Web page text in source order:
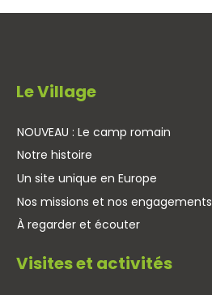
Le Village
NOUVEAU : Le camp romain
Notre histoire
Un site unique en Europe
Nos missions et nos engagements
À regarder et écouter
Visites et activités